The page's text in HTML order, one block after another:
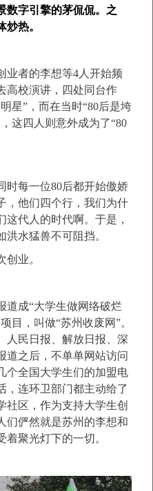
数字引擎的茅侃侃。之
炒热。
业者的李想等4人开始频
高校演讲，四处同台作
星”，而在当时“80后是垮
这四人则意外成为了“80
时每一位80后都开始傲娇
，他们四个行，我们为什
代人的时代啊。于是，
水猛兽不可阻挡。
创业。
道成“大学生做网络破烂
目，叫做“苏州收废网”。
人民日报、解放日报、深
道之后，不单单网站访问
个全国大学生们的加盟电
，连环卫部门都主动给了
社区，作为支持大学生创
们俨然就是苏州的李想和
聚光灯下的一切。